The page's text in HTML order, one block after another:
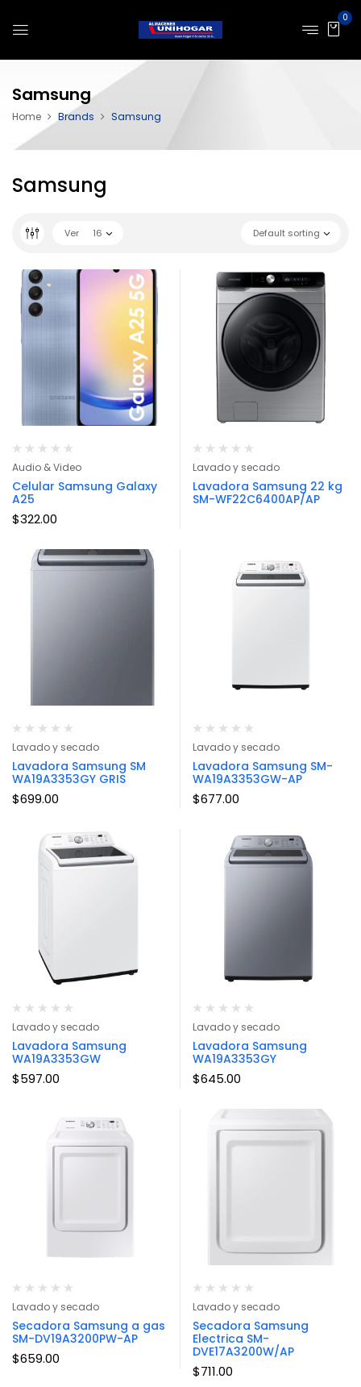
0
Samsung
Home Brands Samsung
Samsung
Default sorting
Ver 16
Audio & Video
Celular Samsung Galaxy
A25
$322.00
Lavado y secado
Lavadora Samsung 22 kg
SM-WF22C6400AP/AP
Lavado y secado
Lavadora Samsung SM
WA19A3353GY GRIS
$699.00
Lavado y secado
Lavadora Samsung SM-
WA19A3353GW-AP
$677.00
Lavado y secado
Lavadora Samsung
WA19A3353GW
$597.00
Lavado y secado
Lavadora Samsung
WA19A3353GY
$645.00
Lavado y secado
Secadora Samsung a gas
SM-DV19A3200PW-AP
$659.00
Lavado y secado
Secadora Samsung
Electrica SM-
DVE17A3200W/AP
$711.00